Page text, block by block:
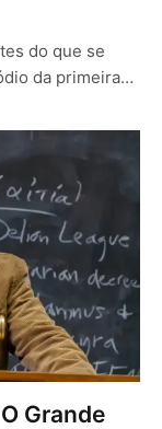
do que se
da primeira…
Grande